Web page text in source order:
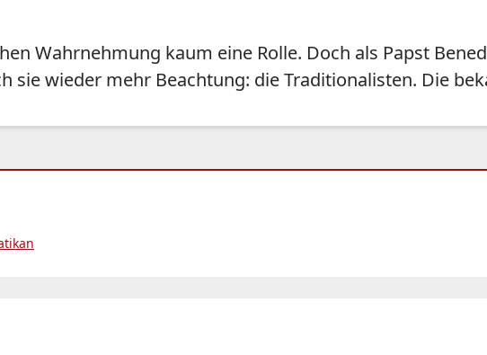
Wahrnehmung kaum eine Rolle. Doch als Papst
sie wieder mehr Beachtung: die Traditionalisten. Die